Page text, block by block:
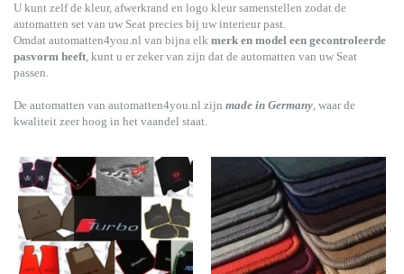
U kunt zelf de kleur, afwerkrand en logo kleur samenstellen zodat de
automatten set van uw Seat precies bij uw interieur past.
Omdat automatten4you.nl van bijna elk merk en model een gecontroleerde
pasvorm heeft, kunt u er zeker van zijn dat de automatten van uw Seat
passen.
De automatten van automatten4you.nl zijn made in Germany, waar de
kwaliteit zeer hoog in het vaandel staat.